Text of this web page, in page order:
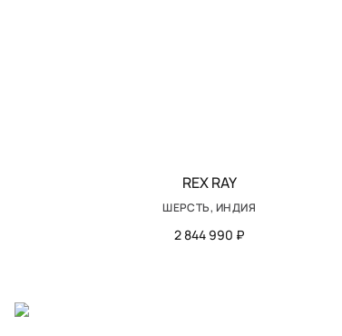
REX RAY
ШЕРСТЬ, ИНДИЯ
2 844 990 ₽